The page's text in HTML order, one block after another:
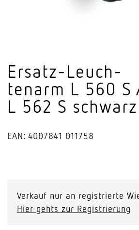
Ersatz-Leuch­
tenarm L 560 S
L 562 S schwarz
EAN: 4007841 011758
560
Verkauf nur an registrierte
Hier gehts zur Registrierung